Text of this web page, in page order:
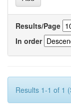
Results/Page
In order
Results 1-1 of 1